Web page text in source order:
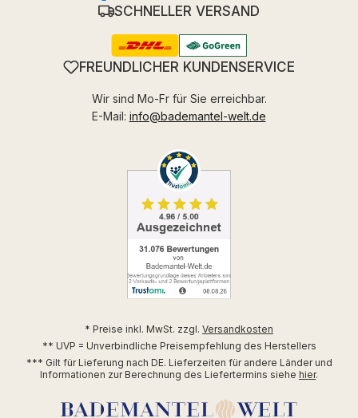
SCHNELLER VERSAND
FREUNDLICHER KUNDENSERVICE
Wir sind Mo-Fr für Sie erreichbar.
E-Mail: info@bademantel-welt.de
* Preise inkl. MwSt. zzgl. Versandkosten
** UVP = Unverbindliche Preisempfehlung des Herstellers
*** Gilt für Lieferung nach DE. Lieferzeiten für andere Länder und
Informationen zur Berechnung des Liefertermins siehe hier.